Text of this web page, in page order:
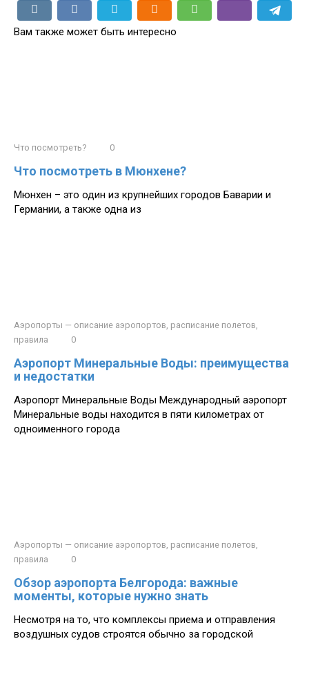
Вам также может быть интересно
Что посмотреть? 0
Что посмотреть в Мюнхене?
Мюнхен – это один из крупнейших городов Баварии и
Германии, а также одна из
Аэропорты — описание аэропортов, расписание полетов,
правила
0
Аэропорт Минеральные Воды: преимущества
и недостатки
Аэропорт Минеральные Воды Международный аэропорт
Минеральные воды находится в пяти километрах от
одноименного города
Аэропорты — описание аэропортов, расписание полетов,
правила
0
Обзор аэропорта Белгорода: важные
моменты, которые нужно знать
Несмотря на то, что комплексы приема и отправления
воздушных судов строятся обычно за городской